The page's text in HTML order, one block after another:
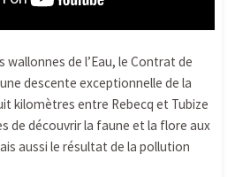
wallonnes de l’Eau, le Contrat de
descente exceptionnelle de la
kilomètres entre Rebecq et Tubize
de découvrir la faune et la flore aux
aussi le résultat de la pollution